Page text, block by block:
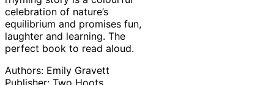
celebration of nature’s
equilibrium and promises fun,
laughter and learning. The
perfect book to read aloud.
Authors: Emily Gravett